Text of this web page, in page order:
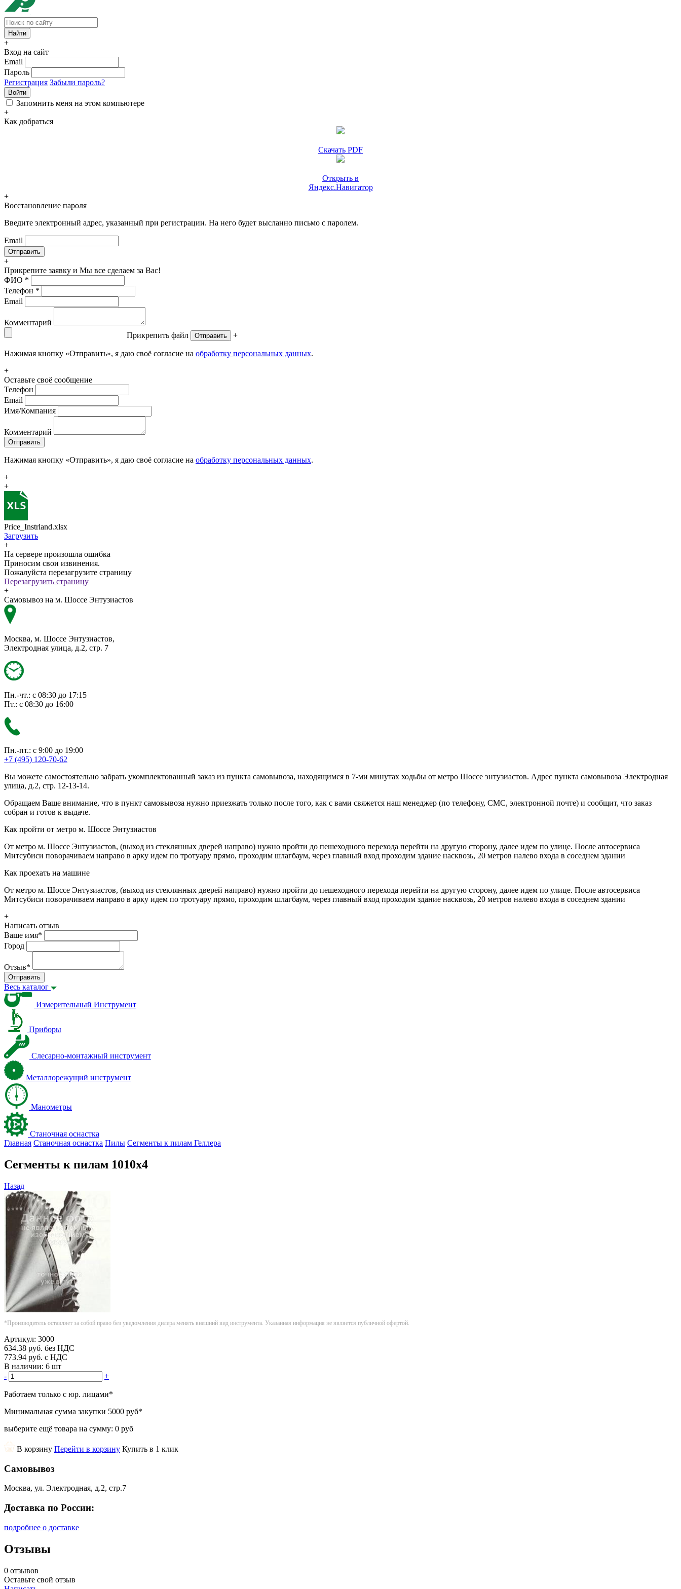
+
Вход на сайт
Email
Пароль
Регистрация Забыли пароль?
Войти
Запомнить меня на этом компьютере
+
Как добраться
Скачать PDF
Открыть в
Яндекс.Навигатор
+
Восстановление пароля
Введите электронный адрес, указанный при регистрации. На него будет высланно письмо с паролем.
Email
+
Прикрепите заявку и Мы все сделаем за Вас!
ФИО *
Телефон *
Email
Комментарий
Прикрепить файл
Отправить +
Нажимая кнопку «Отправить», я даю своё согласие на обработку персональных данных.
+
Оставьте своё сообщение
Телефон
Email
Имя/Компания
Комментарий
Отправить
Нажимая кнопку «Отправить», я даю своё согласие на обработку персональных данных.
+
+
Price_Instrland.xlsx
Загрузить
+
На сервере произошла ошибка
Приносим свои извинения.
Пожалуйста перезагрузите страницу
Перезагрузить страницу
+
Самовывоз на м. Шоссе Энтузиастов
Москва, м. Шоссе Энтузиастов,
Электродная улица, д.2, стр. 7
Пн.-чт.: с 08:30 до 17:15
Пт.: с 08:30 до 16:00
Пн.-пт.: с 9:00 до 19:00
+7 (495) 120-70-62
Вы можете самостоятельно забрать укомплектованный заказ из пункта самовывоза, находящимся в 7-ми минутах ходьбы от метро Шоссе энтузиастов. Адрес пункта самовывоза Электродная
улица, д.2, стр. 12-13-14.
Обращаем Ваше внимание, что в пункт самовывоза нужно приезжать только после того, как с вами свяжется наш менеджер (по телефону, СМС, электронной почте) и сообщит, что заказ
собран и готов к выдаче.
Как пройти от метро м. Шоссе Энтузиастов
От метро м. Шоссе Энтузиастов, (выход из стеклянных дверей направо) нужно пройти до пешеходного перехода перейти на другую сторону, далее идем по улице. После автосервиса
Митсубиси поворачиваем направо в арку идем по тротуару прямо, проходим шлагбаум, через главный вход проходим здание насквозь, 20 метров налево входа в соседнем здании
Как проехать на машине
От метро м. Шоссе Энтузиастов, (выход из стеклянных дверей направо) нужно пройти до пешеходного перехода перейти на другую сторону, далее идем по улице. После автосервиса
Митсубиси поворачиваем направо в арку идем по тротуару прямо, проходим шлагбаум, через главный вход проходим здание насквозь, 20 метров налево входа в соседнем здании
+
Написать отзыв
Ваше имя*
Город
Отзыв*
Отправить
Весь каталог
Измерительный Инструмент
Приборы
Слесарно-монтажный инструмент
Металлорежущий инструмент
Манометры
Станочная оснастка
Главная Станочная оснастка Пилы Сегменты к пилам Геллера
Сегменты к пилам 1010х4
Назад
*Производитель оставляет за собой право без уведомления дилера менять внешний вид инструмента. Указанная информация не является публичной офертой.
Артикул: 3000
634.38 руб. без НДС
773.94 руб. с НДС
В наличии: 6 шт
-
+
Работаем только с юр. лицами*
Минимальная сумма закупки 5000 руб*
выберите ещё товара на сумму: 0 руб
В корзину Перейти в корзину Купить в 1 клик
Самовывоз
Москва, ул. Электродная, д.2, стр.7
Доставка по России:
подробнее о доставке
Отзывы
0 отзывов
Оставьте свой отзыв